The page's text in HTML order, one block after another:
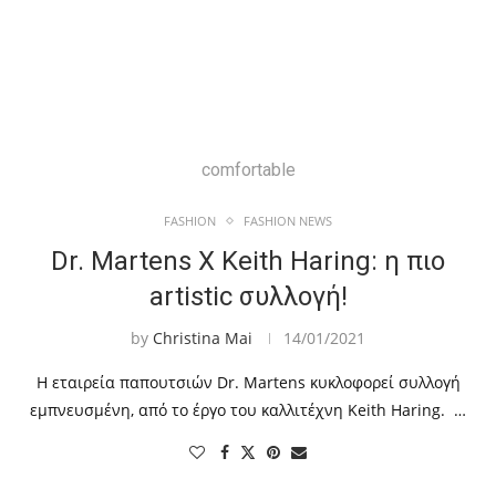
comfortable
FASHION FASHION NEWS
Dr. Martens X Keith Haring: η πιο
artistic συλλογή!
by Christina Mai 14/01/2021
Η εταιρεία παπουτσιών Dr. Martens κυκλοφορεί συλλογή
εμπνευσμένη, από το έργο του καλλιτέχνη Keith Haring. …